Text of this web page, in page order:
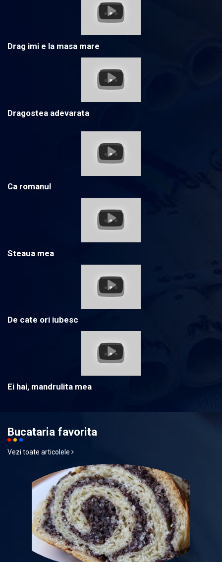
Drag imi e la masa mare
Dragostea adevarata
Ca romanul
Steaua mea
De cate ori iubesc
Ei hai, mandrulita mea
Bucataria favorita
Vezi toate articolele